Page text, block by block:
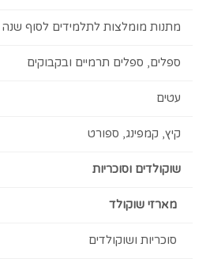
מומלצות לתלמידים לסוף שנה
ספלים תרמיים ובקבוקים
ספורט
וסוכריות
שוקולד
ושוקולדים